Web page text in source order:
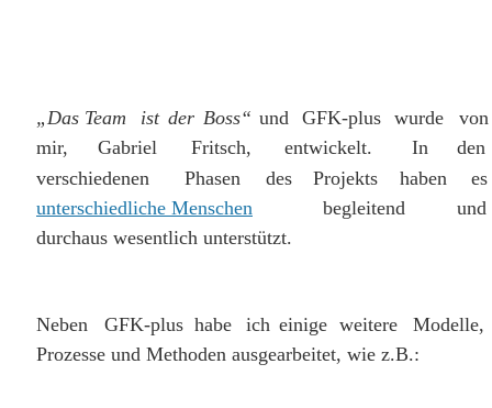
„Das Team ist der Boss“ und GFK-plus wurde
mir,
Gabriel Fritsch, entwickelt. In
den
verschiedenen
Phasen des Projekts haben
es
unterschiedliche Menschen
begleitend
und
durchaus wesentlich unterstützt.
Neben GFK-plus habe ich einige weitere
Modelle,
Prozesse und Methoden ausgearbeitet, wie z.B.: